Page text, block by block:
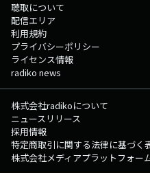
聴取について
配信エリア
利用規約
プライバシーポリシー
ライセンス情報
radiko news
株式会社radikoについて
ニュースリリース
採用情報
特定商取引に関する法律に基づく
株式会社メディアプラットフォー